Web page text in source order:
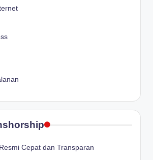
Cepat dan Transparan